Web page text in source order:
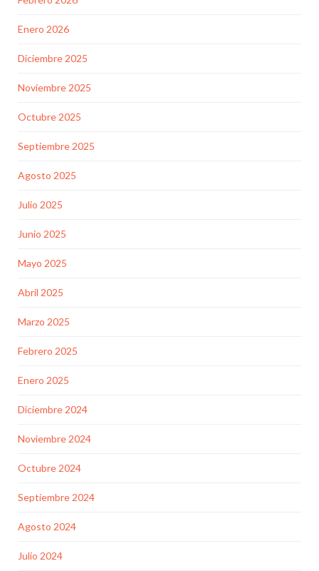
Enero 2026
Diciembre 2025
Noviembre 2025
Octubre 2025
Septiembre 2025
Agosto 2025
Julio 2025
Junio 2025
Mayo 2025
Abril 2025
Marzo 2025
Febrero 2025
Enero 2025
Diciembre 2024
Noviembre 2024
Octubre 2024
Septiembre 2024
Agosto 2024
Julio 2024